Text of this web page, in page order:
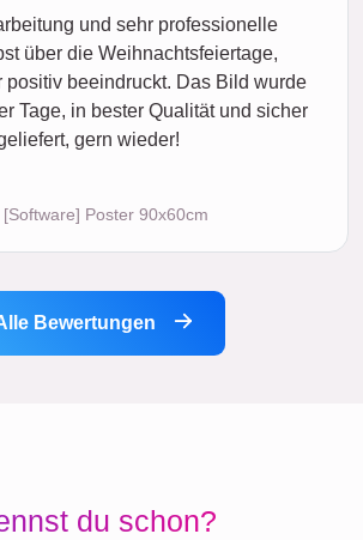
und sehr professionelle
über die Weihnachtsfeiertage,
positiv beeindruckt. Das Bild wurde
Tage, in bester Qualität und sicher
gern wieder!
Poster 90x60cm
Bewertungen
du schon?